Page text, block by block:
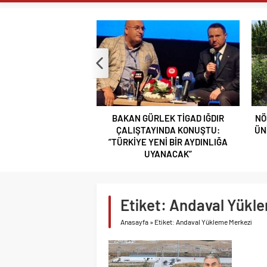
NİĞDE’DE
NİĞDELİ
NİĞDELİ
TİGAD
TİGAD DİJİTAL
NÖHÜ
NÖHÜ’DE
GAZİANTEP
BOR VEFASINI
NİĞDE’Yİ
BAKAN GÜRLEK TİGAD IĞDIR
ÇALIŞTAYINDA KONUŞTU:
”TÜRKİYE YENİ BİR AYDINLIĞA
UYANACAK”
Etiket: Andaval
Anasayfa » Etiket: Andaval Yükleme Merkezi